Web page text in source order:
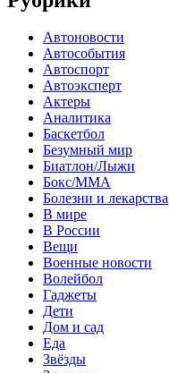
Автоновости
Автособытия
Автоспорт
Автоэксперт
Актеры
Аналитика
Баскетбол
Безумный мир
Биатлон/Лыжи
Бокс/MMA
Болезни и лекарства
В мире
В России
Вещи
Военные новости
Волейбол
Гаджеты
Дети
Дом и сад
Еда
Звёзды